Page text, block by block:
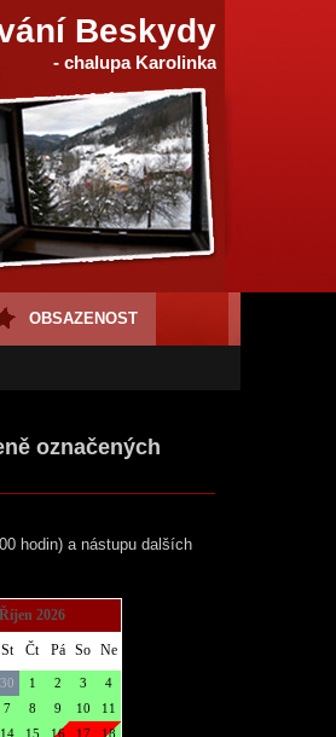
Beskydy
- chalupa Karolinka
označených
hodin) a nástupu dalších
OBSAZENOST